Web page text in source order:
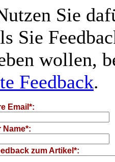
Sie
Sie
wollen,
Feedback.
Email*:
Name*:
zum Artikel*: